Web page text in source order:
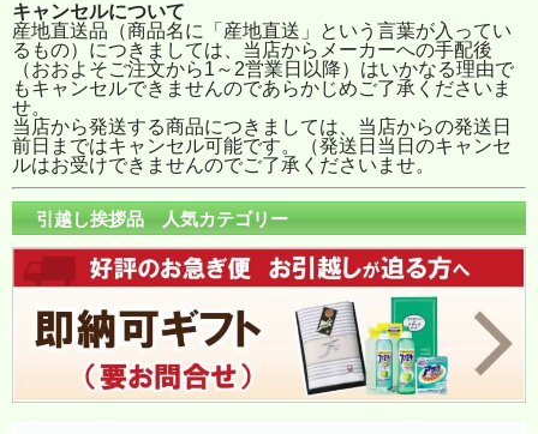
キャンセルについて
産地直送品（商品名に「産地直送」という言葉が入ってい
るもの）につきましては、当店からメーカーへの手配後
（おおよそご注文から1～2営業日以降）はいかなる理由で
もキャンセルできませんのであらかじめご了承くださいま
せ。
当店から発送する商品につきましては、当店からの発送日
前日まではキャンセル可能です。（発送日当日のキャンセ
ルはお受けできませんのでご了承くださいませ。
引越し挨拶品 人気カテゴリー